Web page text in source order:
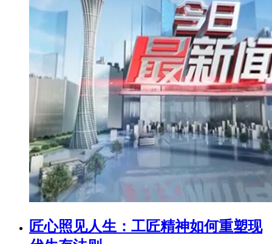
匠心照见人生：工匠精神如何重塑现